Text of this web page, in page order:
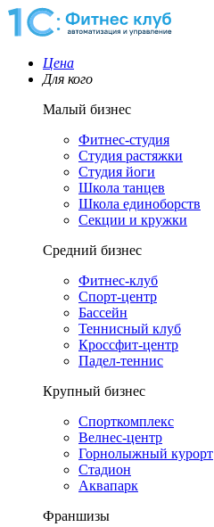
Цена
Для кого
Малый бизнес
Фитнес-студия
Студия растяжки
Студия йоги
Школа танцев
Школа единоборств
Секции и кружки
Средний бизнес
Фитнес-клуб
Спорт-центр
Бассейн
Теннисный клуб
Кроссфит-центр
Падел-теннис
Крупный бизнес
Спорткомплекс
Велнес-центр
Горнолыжный курорт
Стадион
Аквапарк
Франшизы